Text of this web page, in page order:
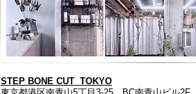
STEP BONE CUT TOKYO